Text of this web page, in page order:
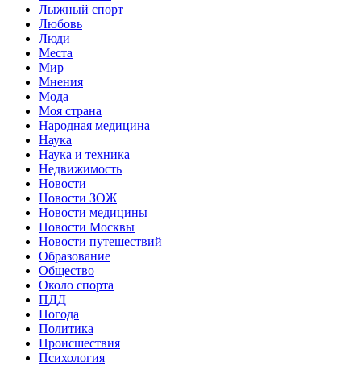
Лыжный спорт
Любовь
Люди
Места
Мир
Мнения
Мода
Моя страна
Народная медицина
Наука
Наука и техника
Недвижимость
Новости
Новости ЗОЖ
Новости медицины
Новости Москвы
Новости путешествий
Образование
Общество
Около спорта
ПДД
Погода
Политика
Происшествия
Психология